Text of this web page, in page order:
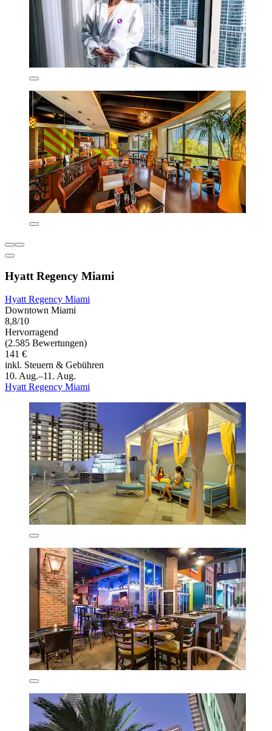
Hyatt Regency Miami
Hyatt Regency Miami
Downtown Miami
8,8/10
Hervorragend
(2.585 Bewertungen)
141 €
inkl. Steuern & Gebühren
10. Aug.–11. Aug.
Hyatt Regency Miami